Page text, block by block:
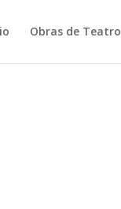
Obras de Teatro